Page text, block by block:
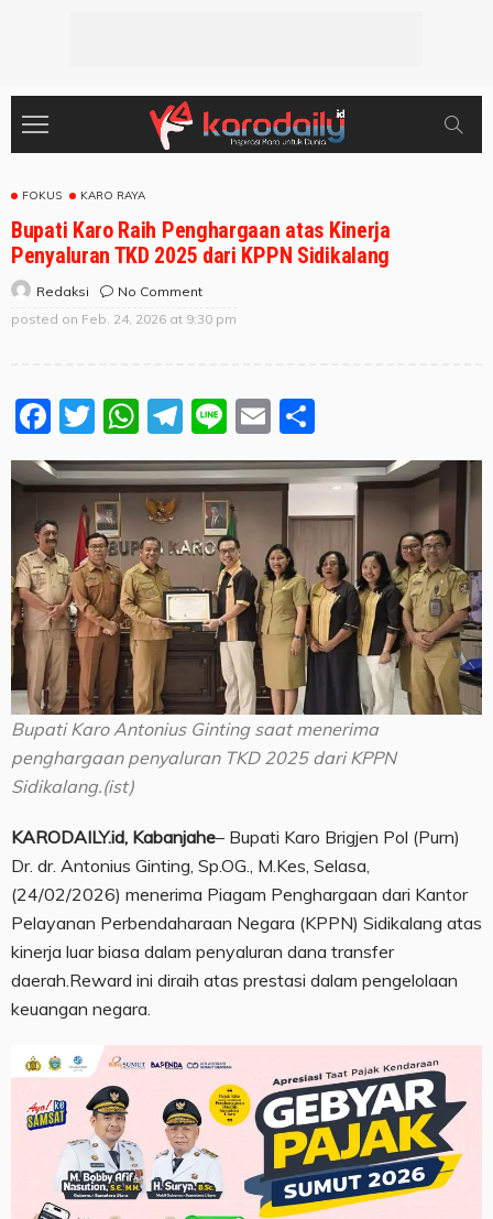
FOKUS KARO RAYA
Bupati Karo Raih Penghargaan atas Kinerja
Penyaluran TKD 2025 dari KPPN Sidikalang
Redaksi
No Comment
posted on Feb. 24, 2026 at 9:30 pm
Facebook
Twitter
WhatsApp
Telegram
LineEmail
Bupati Karo Antonius Ginting saat menerima
penghargaan penyaluran TKD 2025 dari KPPN
Sidikalang.(ist)
KARODAILY.id, Kabanjahe– Bupati Karo Brigjen Pol (Purn)
Dr. dr. Antonius Ginting, Sp.OG., M.Kes, Selasa,
(24/02/2026) menerima Piagam Penghargaan dari Kantor
Pelayanan Perbendaharaan Negara (KPPN) Sidikalang atas
kinerja luar biasa dalam penyaluran dana transfer
daerah.Reward ini diraih atas prestasi dalam pengelolaan
keuangan negara.